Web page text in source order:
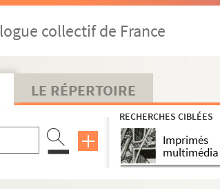
collectif de France
LE RÉPERTOIRE
RECHERCHES CIBLÉES
Imprimés
multimédia